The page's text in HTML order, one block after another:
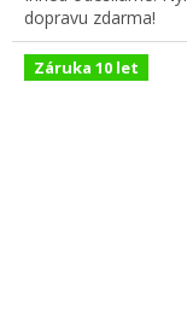
dopravu zdarma!
Záruka 10 let